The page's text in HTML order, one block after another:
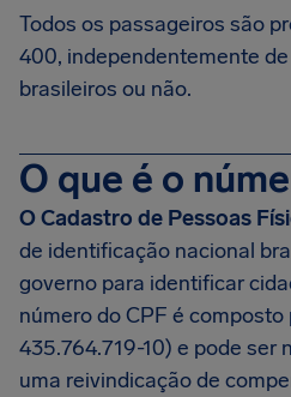
Todos os passageiros são
400, independentemente
brasileiros ou não.
O que é o
O Cadastro de Pessoas
de identificação nacional
governo para identificar
número do CPF é composto
435.764.719-10) e pode ser
uma reivindicação de